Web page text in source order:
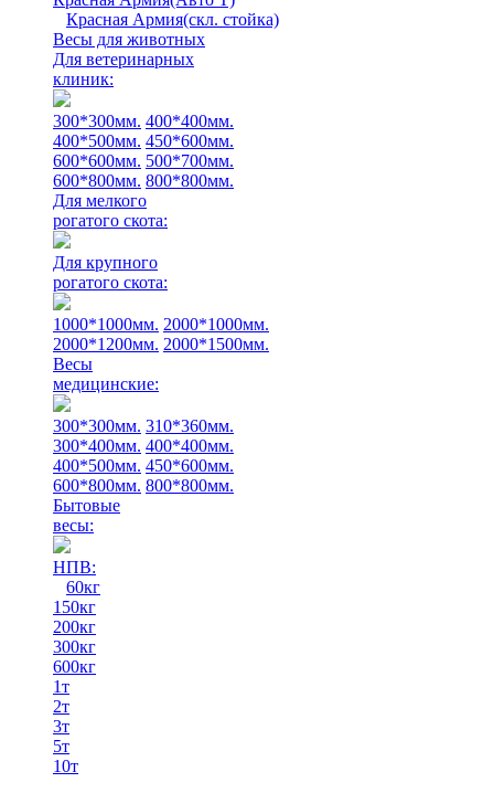
Красная Армия(скл. стойка)
Весы для животных
Для ветеринарных
клиник:
300*300мм. 400*400мм.
400*500мм. 450*600мм.
600*600мм. 500*700мм.
600*800мм. 800*800мм.
Для мелкого
рогатого скота:
Для крупного
рогатого скота:
1000*1000мм. 2000*1000мм.
2000*1200мм. 2000*1500мм.
Весы
медицинские:
300*300мм. 310*360мм.
300*400мм. 400*400мм.
400*500мм. 450*600мм.
600*800мм. 800*800мм.
Бытовые
весы:
НПВ:
60кг
150кг
200кг
300кг
600кг
1т
2т
3т
5т
10т